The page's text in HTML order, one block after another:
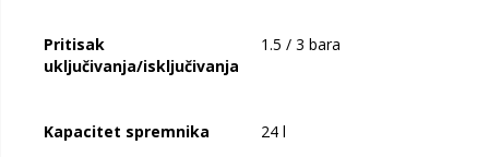
Pritisak
uključivanja/isključivanja
1.5 / 3 bara
Kapacitet spremnika 24 l